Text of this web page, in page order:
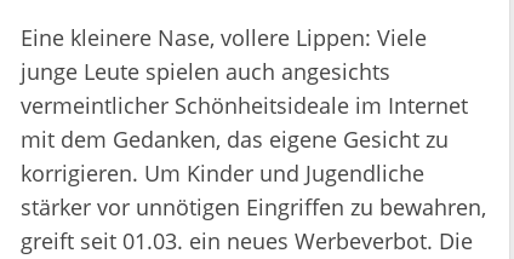
Eine kleinere Nase, vollere Lippen: Viele
junge Leute spielen auch angesichts
vermeintlicher Schönheitsideale im Internet
mit dem Gedanken, das eigene Gesicht zu
korrigieren. Um Kinder und Jugendliche
stärker vor unnötigen Eingriffen zu bewahren,
greift seit 01.03. ein neues Werbeverbot. Die